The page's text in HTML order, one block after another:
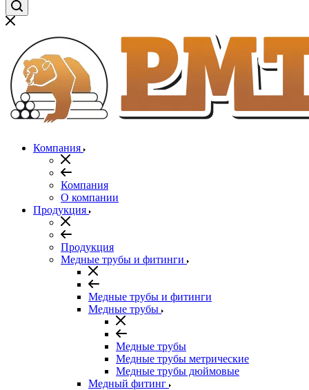
Компания
Компания
О компании
Продукция
Продукция
Медные трубы и фитинги
Медные трубы и фитинги
Медные трубы
Медные трубы
Медные трубы метрические
Медные трубы дюймовые
Медный фитинг